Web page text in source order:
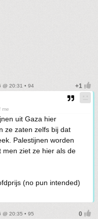
@ 20:31 • 94
me
uit Gaza hier
ze zaten zelfs bij dat
Palestijnen worden
men ziet ze hier als de
(no pun intended)
@ 20:35 • 95